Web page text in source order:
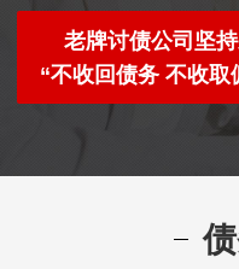
老牌讨债公司坚
“不收回债务 不收取